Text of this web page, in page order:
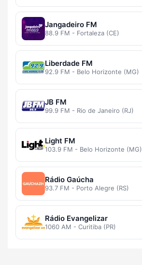
Jangadeiro FM
88.9 FM - Fortaleza (CE)
Liberdade FM
92.9 FM - Belo Horizonte (MG)
JB FM
99.9 FM - Rio de Janeiro (RJ)
Light FM
103.9 FM - Belo Horizonte (MG)
Rádio Gaúcha
93.7 FM - Porto Alegre (RS)
Rádio Evangelizar
1060 AM - Curitiba (PR)